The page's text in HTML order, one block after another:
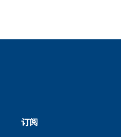
订阅